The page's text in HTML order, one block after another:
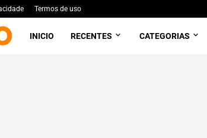
Termos de uso
INICIO RECENTES CATEGORIAS